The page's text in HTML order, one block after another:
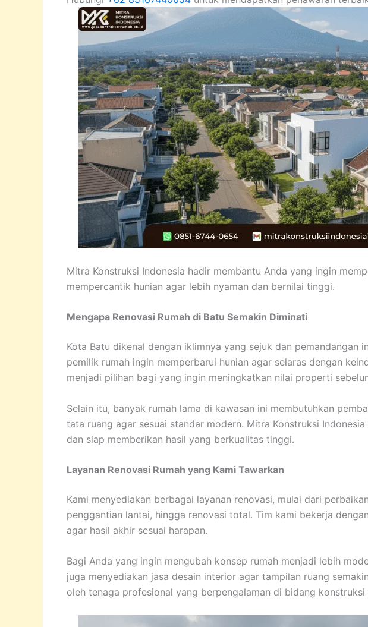
Mitra Konstruksi Indonesia hadir membantu Anda yang ingin
mempercantik hunian agar lebih nyaman dan bernilai tinggi.
Mengapa Renovasi Rumah di Batu Semakin Diminati
Kota Batu dikenal dengan iklimnya yang sejuk dan pemandangan
pemilik rumah ingin memperbarui hunian agar selaras dengan
menjadi pilihan bagi yang ingin meningkatkan nilai properti
Selain itu, banyak rumah lama di kawasan ini membutuhkan
tata ruang agar sesuai standar modern. Mitra Konstruksi
dan siap memberikan hasil yang berkualitas tinggi.
Layanan Renovasi Rumah yang Kami Tawarkan
Kami menyediakan berbagai layanan renovasi, mulai dari
penggantian lantai, hingga renovasi total. Tim kami bekerja
agar hasil akhir sesuai harapan.
Bagi Anda yang ingin mengubah konsep rumah menjadi lebih
juga menyediakan jasa desain interior agar tampilan ruang
oleh tenaga profesional yang berpengalaman di bidang konstruksi